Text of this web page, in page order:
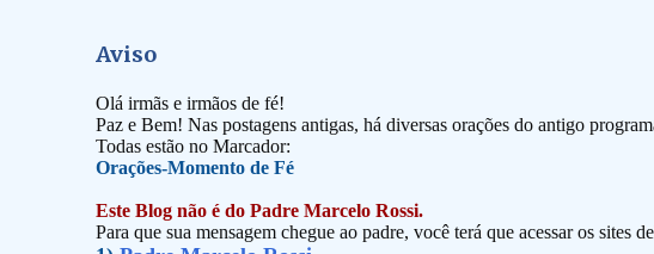
Aviso
Olá irmãs e irmãos de fé!
Paz e Bem! Nas postagens antigas, há diversas orações do antigo
Todas estão no Marcador:
Orações-Momento de Fé
Este Blog não é do Padre Marcelo Rossi.
Para que sua mensagem chegue ao padre, você terá que acessar os sites